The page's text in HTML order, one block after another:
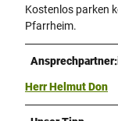
Kostenlos parken
Pfarrheim.
Herr Helmut Don